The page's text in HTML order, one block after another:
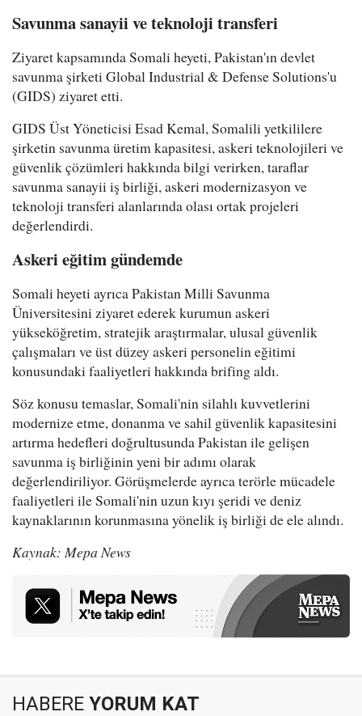
Savunma sanayii ve teknoloji transferi
Ziyaret kapsamında Somali heyeti, Pakistan'ın devlet
savunma şirketi Global Industrial & Defense Solutions'u
(GIDS) ziyaret etti.
GIDS Üst Yöneticisi Esad Kemal, Somalili yetkililere
şirketin savunma üretim kapasitesi, askeri teknolojileri ve
güvenlik çözümleri hakkında bilgi verirken, taraflar
savunma sanayii iş birliği, askeri modernizasyon ve
teknoloji transferi alanlarında olası ortak projeleri
değerlendirdi.
Askeri eğitim gündemde
Somali heyeti ayrıca Pakistan Milli Savunma
Üniversitesini ziyaret ederek kurumun askeri
yükseköğretim, stratejik araştırmalar, ulusal güvenlik
çalışmaları ve üst düzey askeri personelin eğitimi
konusundaki faaliyetleri hakkında brifing aldı.
Söz konusu temaslar, Somali'nin silahlı kuvvetlerini
modernize etme, donanma ve sahil güvenlik kapasitesini
artırma hedefleri doğrultusunda Pakistan ile gelişen
savunma iş birliğinin yeni bir adımı olarak
değerlendiriliyor. Görüşmelerde ayrıca terörle mücadele
faaliyetleri ile Somali'nin uzun kıyı şeridi ve deniz
kaynaklarının korunmasına yönelik iş birliği de ele alındı.
Kaynak: Mepa News
HABERE YORUM KAT